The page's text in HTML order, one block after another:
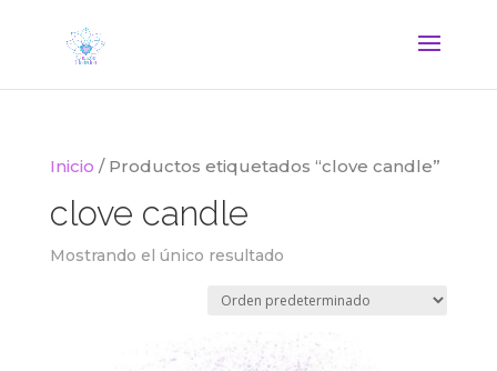
Inicio / Productos etiquetados “clove candle”
clove candle
Mostrando el único resultado